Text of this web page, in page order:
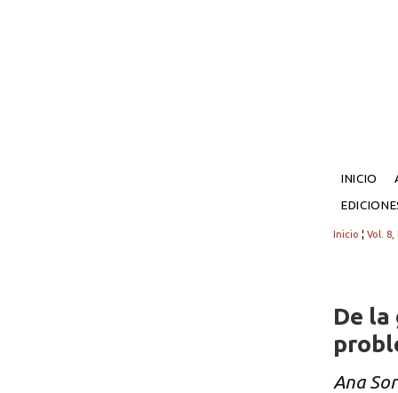
INICIO
Inicio ¦ Vol. 8,
De la
Ana